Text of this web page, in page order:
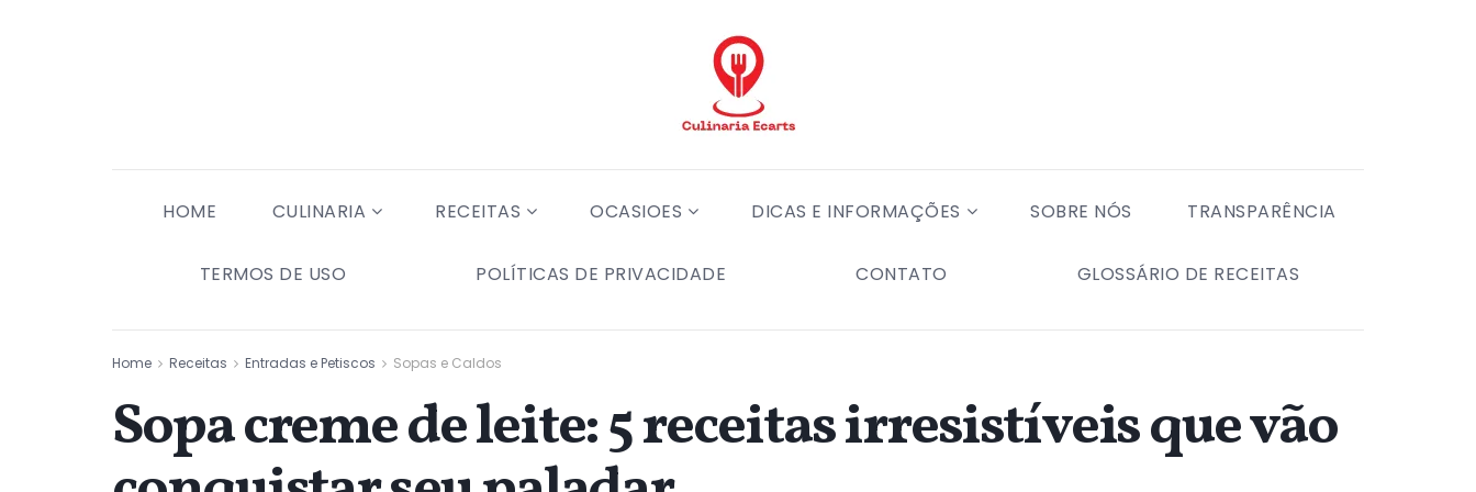
HOME CULINARIA RECEITAS OCASIOES DICAS E INFORMAÇÕES SOBRE NÓS TRANSPARÊNCIA
TERMOS DE USO POLÍTICAS DE PRIVACIDADE CONTATO GLOSSÁRIO DE RECEITAS
Home Receitas Entradas e Petiscos Sopas e Caldos
Sopa creme de leite: 5 receitas irresistíveis que vão